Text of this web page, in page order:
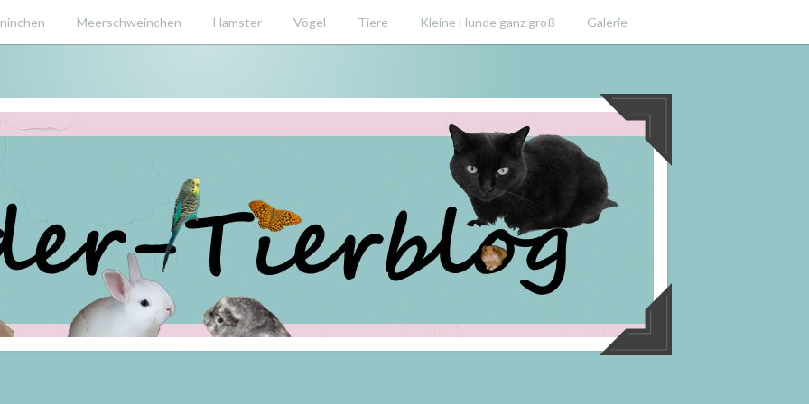
Meerschweinchen Hamster Vögel Tiere Kleine Hunde ganz groß Galerie